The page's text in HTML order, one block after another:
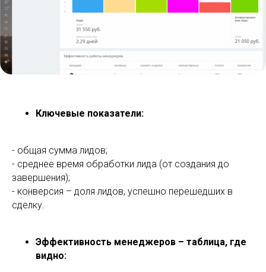
Ключевые показатели:
- общая сумма лидов;
- среднее время обработки лида (от создания до
завершения);
- конверсия – доля лидов, успешно перешедших в
сделку.
Эффективность менеджеров – таблица, где
видно: